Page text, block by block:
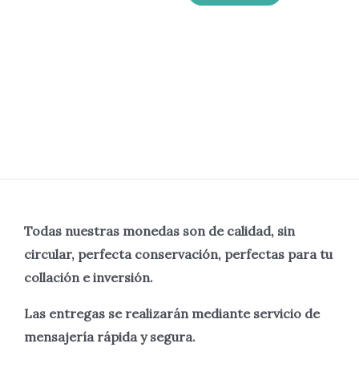
Todas nuestras monedas son de calidad, sin
circular, perfecta conservación, perfectas para tu
collación e inversión.
Las entregas se realizarán mediante servicio de
mensajería rápida y segura.